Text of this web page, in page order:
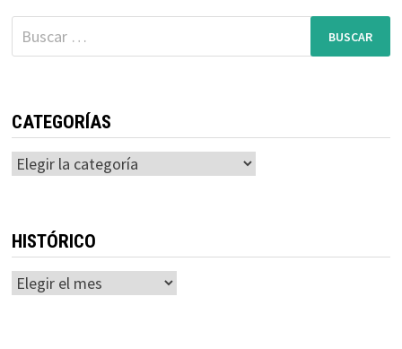
Buscar:
CATEGORÍAS
Categorías
HISTÓRICO
Histórico